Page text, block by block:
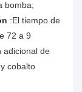
bomba;
:El tiempo de
72 a 9
adicional de
cobalto